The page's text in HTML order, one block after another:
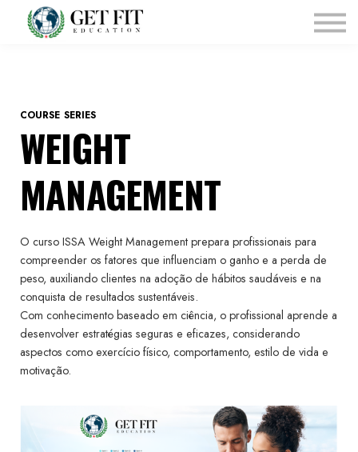
Pagina Inicial
COURSE SERIES
WEIGHT
MANAGEMENT
O curso ISSA Weight Management prepara profissionais para
compreender os fatores que influenciam o ganho e a perda de
peso, auxiliando clientes na adoção de hábitos saudáveis e na
conquista de resultados sustentáveis.
Com conhecimento baseado em ciência, o profissional aprende a
desenvolver estratégias seguras e eficazes, considerando
aspectos como exercício físico, comportamento, estilo de vida e
motivação.